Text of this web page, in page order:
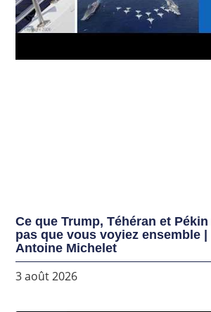
Ce que Trump, Téhéran et
pas que vous voyiez ensemble
Antoine Michelet
3 août 2026